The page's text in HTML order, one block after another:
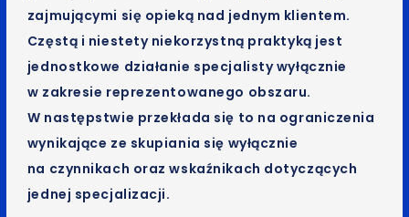
zajmującymi się opieką nad jednym klientem.
Częstą i niestety niekorzystną praktyką jest
jednostkowe działanie specjalisty wyłącznie
w zakresie reprezentowanego obszaru.
W następstwie przekłada się to na ograniczenia
wynikające ze skupiania się wyłącznie
na czynnikach oraz wskaźnikach dotyczących
jednej specjalizacji.